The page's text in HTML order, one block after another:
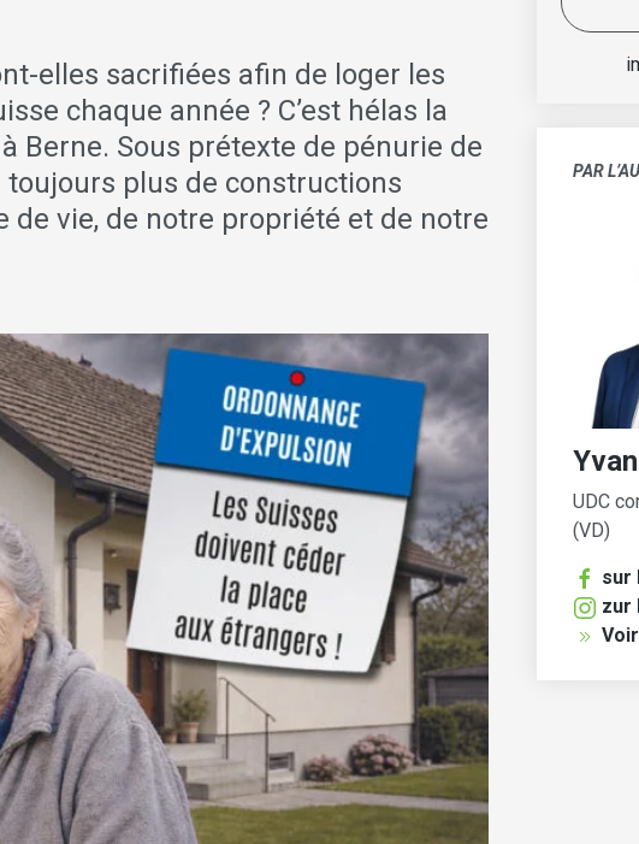
elles sacrifiées afin de loger les
chaque année ? C’est hélas la
Berne. Sous prétexte de pénurie de
toujours plus de constructions
vie, de notre propriété et de notre
PAR
UDC
(VD)
sur
zur